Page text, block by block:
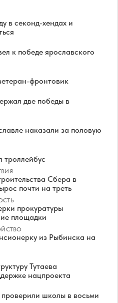
в секонд-хендах и
к победе ярославского
фронтовик
две победы в
наказали за половую
троллейбус
Сбера в
почти на треть
прокуратуры
площадки
из Рыбинска на
Тутаева
нацпроекта
школы в восьми